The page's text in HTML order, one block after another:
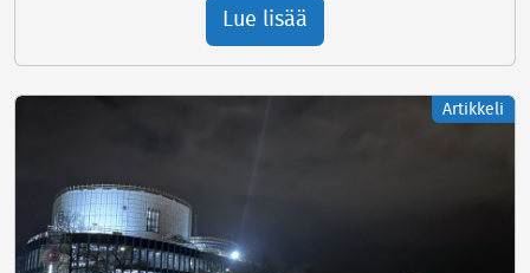
Lue lisää
Artikkeli